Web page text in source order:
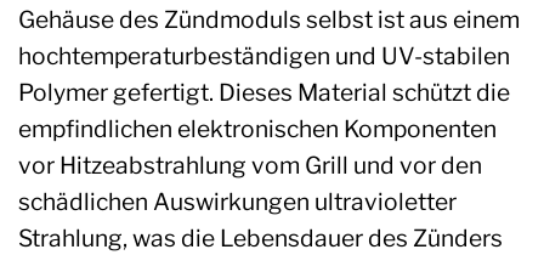
Gehäuse des Zündmoduls selbst ist aus einem
hochtemperaturbeständigen und UV-stabilen
Polymer gefertigt. Dieses Material schützt die
empfindlichen elektronischen Komponenten
vor Hitzeabstrahlung vom Grill und vor den
schädlichen Auswirkungen ultravioletter
Strahlung, was die Lebensdauer des Zünders